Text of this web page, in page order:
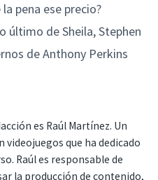
pena ese precio?
último de Sheila, Stephen
de Anthony Perkins
es Raúl Martínez. Un
videojuegos que ha dedicado
Raúl es responsable de
la producción de contenido,